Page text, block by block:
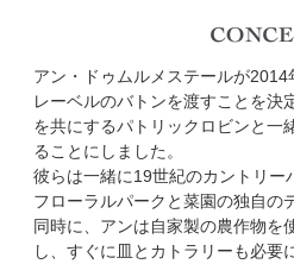
ブランド ANN
カテゴリ
サイズ
掲載雑誌
アン・ドゥムルメステールが
レーベルのバトンを渡すことを決
を共にするパトリックロビンと一
ることにしました。
彼らは一緒に19世紀のカントリー
フローラルパークと菜園の独自の
同時に、アンは自家製の農作物を
し、すぐに皿とカトラリーも必要